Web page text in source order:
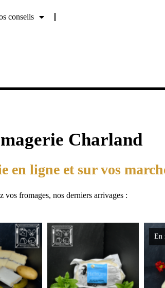
conseils
Charland
en ligne et sur vos
vos fromages, nos derniers arrivages :
En